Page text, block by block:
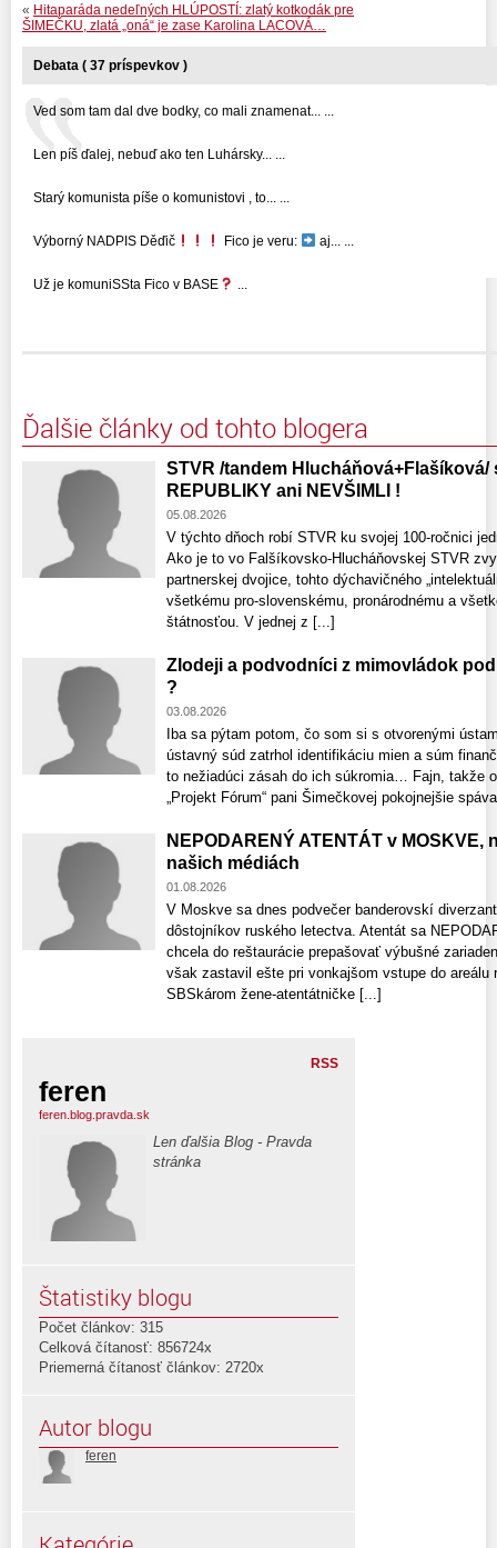
« Hitaparáda nedeľných HLÚPOSTÍ: zlatý kotkodák pre
ŠIMEČKU, zlatá „oná“ je zase Karolina LACOVÁ…
Debata ( 37 príspevkov )
Ved som tam dal dve bodky, co mali znamenat... ...
Len píš ďalej, nebuď ako ten Luhársky... ...
Starý komunista píše o komunistovi , to... ...
Výborný NADPIS Děďič Fico je veru: aj... ...
Už je komuniSSta Fico v BASE
Ďalšie články od tohto blogera
STVR /tandem Hlucháňová+Flašíková/
REPUBLIKY ani NEVŠIMLI !
05.08.2026
V týchto dňoch robí STVR ku svojej 100-ročnici
Ako je to vo Falšíkovsko-Hlucháňovskej STVR
partnerskej dvojice, tohto dýchavičného
všetkému pro-slovenskému, pronárodnému a
štátnosťou. V jednej z [...]
Zlodeji a podvodníci z mimovládok
?
03.08.2026
Iba sa pýtam potom, čo som si s otvorenými
ústavný súd zatrhol identifikáciu mien a súm
to nežiadúci zásah do ich súkromia… Fajn, takže
„Projekt Fórum“ pani Šimečkovej pokojnejšie
NEPODARENÝ ATENTÁT v MOSKVE,
našich médiách
01.08.2026
V Moskve sa dnes podvečer banderovskí
dôstojníkov ruského letectva. Atentát sa
chcela do reštaurácie prepašovať výbušné
však zastavil ešte pri vonkajšom vstupe do
SBSkárom žene-atentátničke [...]
RSS
feren
feren.blog.pravda.sk
Len ďalšia Blog - Pravda
stránka
Štatistiky blogu
Počet článkov: 315
Celková čítanosť: 856724x
Priemerná čítanosť článkov: 2720x
Autor blogu
feren